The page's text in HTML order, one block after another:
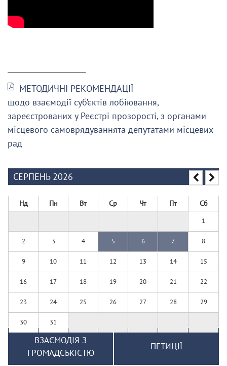
МЕТОДИЧНІ РЕКОМЕНДАЦІЇ
щодо взаємодії суб’єктів лобіювання,
зареєстрованих у Реєстрі прозорості, з органами
місцевого самоврядуваннята депутатами місцевих
рад
СЕРПЕНЬ 2026
Нд Пн Вт Ср Чт Пт Сб
1
2 3 4 5 6 7 8
9 10 11 12 13 14 15
16 17 18 19 20 21 22
23 24 25 26 27 28 29
30 31
ВЗАЄМОДІЯ З
ГРОМАДСЬКІСТЮ
ПЕТИЦІЇ